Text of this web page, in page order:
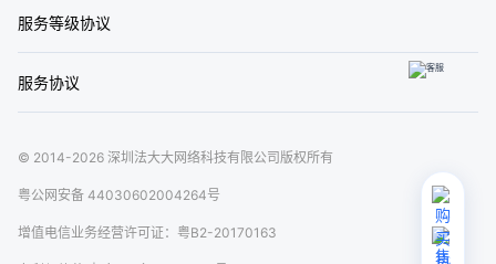
服务等级协议
服务协议
© 2014-2026 深圳法大大网络科技有限公司版权所有
粤公网安备 44030602004264号
增值电信业务经营许可证：粤B2-20170163